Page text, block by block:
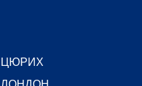
ЦЮРИХ